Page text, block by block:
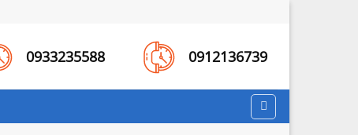
0933235588 0912136739